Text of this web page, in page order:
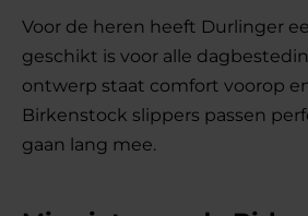
Voor de heren heeft Durlinger
geschikt is voor alle
ontwerp staat comfort voorop
Birkenstock slippers passen
gaan lang mee.